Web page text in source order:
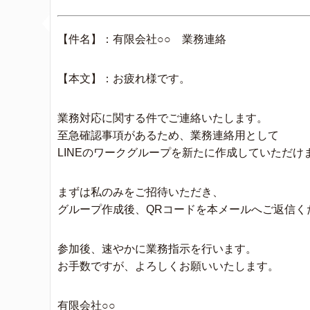
【件名】：有限会社○○ 業務連絡
【本文】：お疲れ様です。
業務対応に関する件でご連絡いたします。
至急確認事項があるため、業務連絡用として
LINEのワークグループを新たに作成していただけ
まずは私のみをご招待いただき、
グループ作成後、QRコードを本メールへご返信く
参加後、速やかに業務指示を行います。
お手数ですが、よろしくお願いいたします。
有限会社○○